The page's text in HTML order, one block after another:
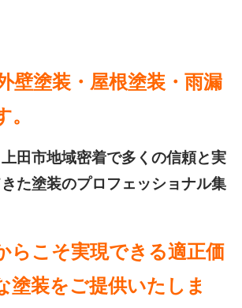
壁塗装・屋根塗装・雨漏
田市地域密着で多くの信頼と実
た塗装のプロフェッショナル集
らこそ実現できる適正価
塗装をご提供いたしま